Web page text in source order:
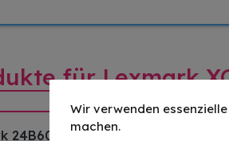
für Lexmark
24B6011BK Toner Schwarz bis
Wir verwenden
machen.